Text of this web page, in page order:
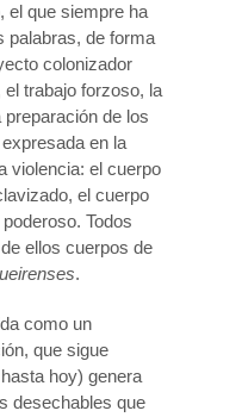
el que siempre ha
palabras, de forma
colonizador
trabajo forzoso, la
de los
en la
violencia: el cuerpo
el cuerpo
Todos
ellos cuerpos de
.
como un
que sigue
hoy) genera
desechables que